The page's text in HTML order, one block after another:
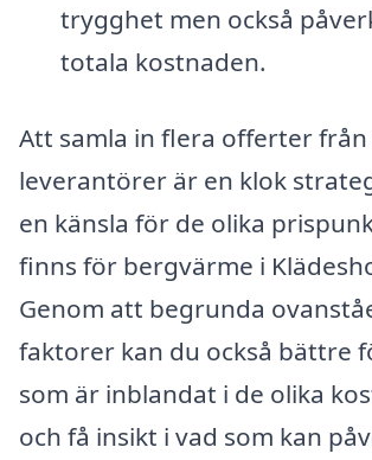
trygghet men också
totala kostnaden.
Att samla in flera offerter från
leverantörer är en klok
en känsla för de olika
finns för bergvärme i
Genom att begrunda
faktorer kan du också bättre
som är inblandat i de olika
och få insikt i vad som kan